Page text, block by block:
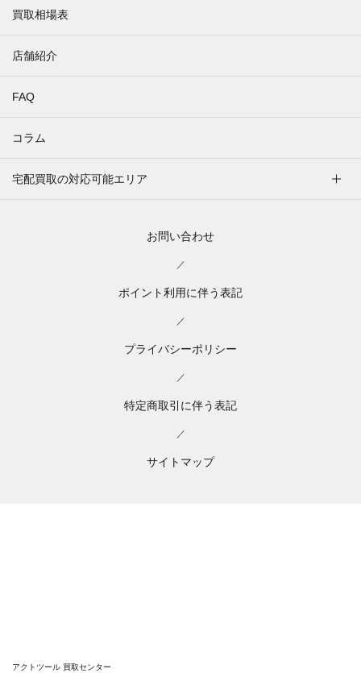
買取相場表
店舗紹介
FAQ
コラム
宅配買取の対応可能エリア
お問い合わせ
／
ポイント利用に伴う表記
／
プライバシーポリシー
／
特定商取引に伴う表記
／
サイトマップ
アクトツール 買取センター